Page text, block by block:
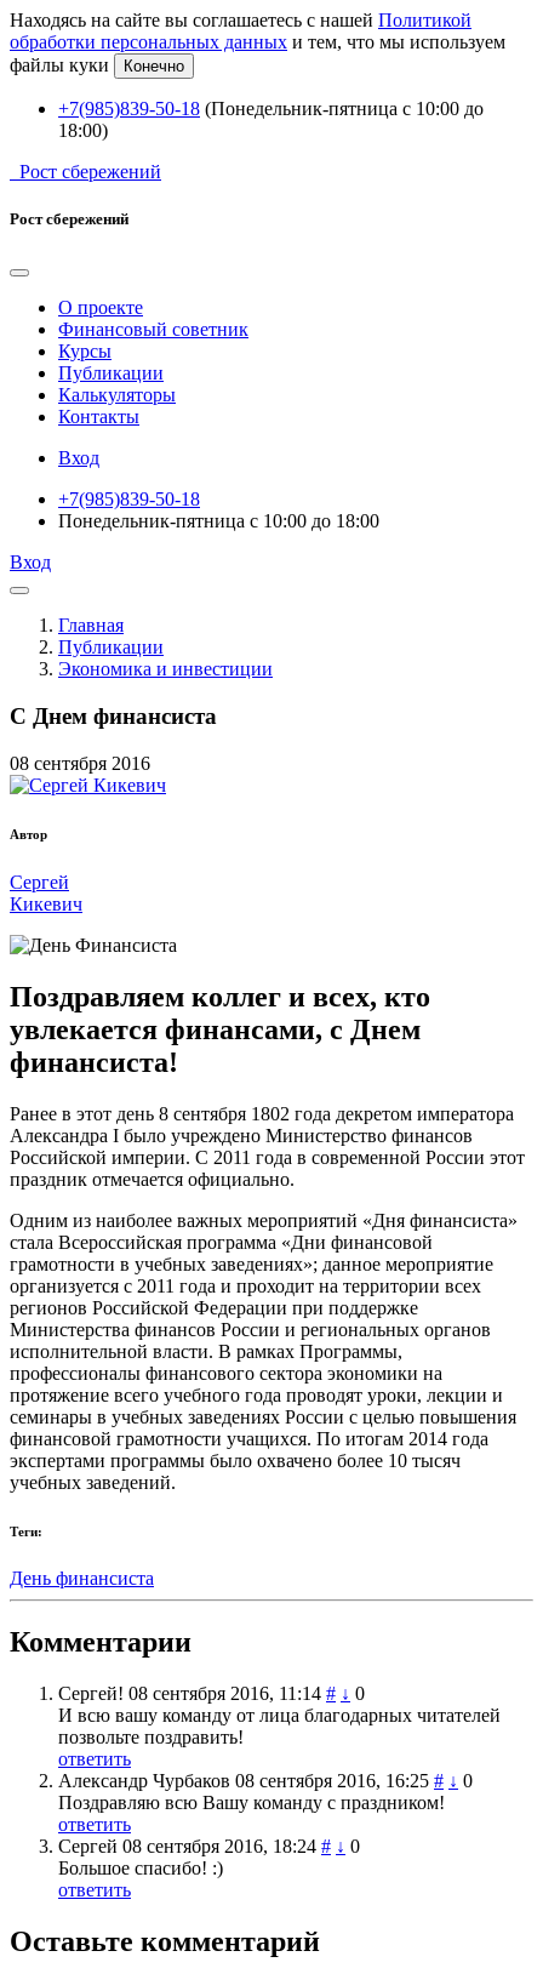
Находясь на сайте вы соглашаетесь с нашей Политикой
обработки персональных данных и тем, что мы используем
файлы куки
Конечно
+7(985)839-50-18 (Понедельник-пятница с 10:00 до
18:00)
Рост сбережений
Рост сбережений
О проекте
Финансовый советник
Курсы
Публикации
Калькуляторы
Контакты
Вход
+7(985)839-50-18
Понедельник-пятница с 10:00 до 18:00
Вход
Главная
Публикации
Экономика и инвестиции
С Днем финансиста
08 сентября 2016
Автор
Сергей
Кикевич
Поздравляем коллег и всех, кто
увлекается финансами, с Днем
финансиста!
Ранее в этот день 8 сентября 1802 года декретом императора
Александра I было учреждено Министерство финансов
Российской империи. С 2011 года в современной России этот
праздник отмечается официально.
Одним из наиболее важных мероприятий «Дня финансиста»
стала Всероссийская программа «Дни финансовой
грамотности в учебных заведениях»; данное мероприятие
организуется с 2011 года и проходит на территории всех
регионов Российской Федерации при поддержке
Министерства финансов России и региональных органов
исполнительной власти. В рамках Программы,
профессионалы финансового сектора экономики на
протяжение всего учебного года проводят уроки, лекции и
семинары в учебных заведениях России с целью повышения
финансовой грамотности учащихся. По итогам 2014 года
экспертами программы было охвачено более 10 тысяч
учебных заведений.
Теги:
День финансиста
Комментарии
Сергей! 08 сентября 2016, 11:14 # ↓ 0
И всю вашу команду от лица благодарных читателей
позвольте поздравить!
ответить
Александр Чурбаков 08 сентября 2016, 16:25 # ↓ 0
Поздравляю всю Вашу команду с праздником!
ответить
Сергей 08 сентября 2016, 18:24 # ↓ 0
Большое спасибо! :)
ответить
Оставьте комментарий